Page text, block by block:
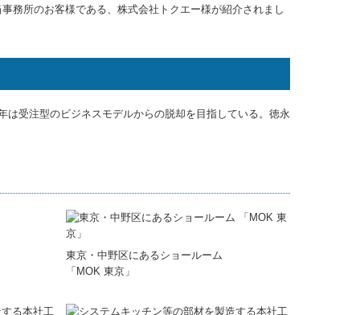
務所のお客様である、株式会社トクエー様が紹介されまし
受注型のビジネスモデルからの脱却を目指している。徳永
東京・中野区にあるショールーム
「MOK 東京」